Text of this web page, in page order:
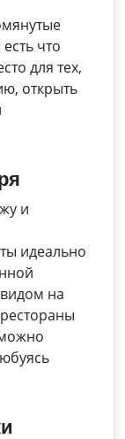
что
для тех,
открыть
и
идеально
на